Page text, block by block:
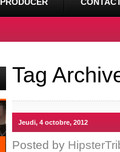
Tag
Jeudi, 4 octobre, 2012
Posted by